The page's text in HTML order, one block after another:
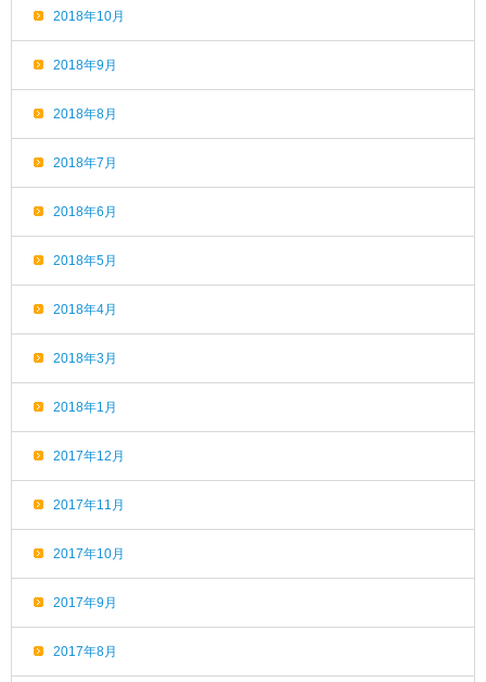
2018年10月
2018年9月
2018年8月
2018年7月
2018年6月
2018年5月
2018年4月
2018年3月
2018年1月
2017年12月
2017年11月
2017年10月
2017年9月
2017年8月